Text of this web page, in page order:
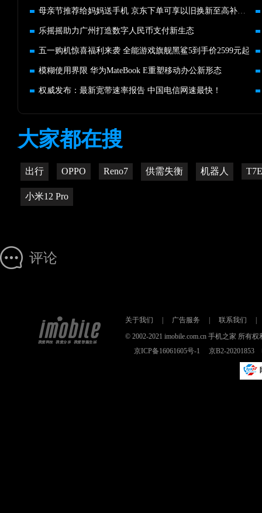
母亲节推荐给妈妈送手机 京东下单可享以旧换新至高补贴1540元
乐摇摇助力广州打造数字人民币支付新生态
五一购机惊喜福利来袭 全能游戏旗舰黑鲨5到手价2599元起
模糊使用界限 华为MateBook E重塑移动办公新形态
权威发布：最新宽带速率报告 中国电信网速最快！
大家都在搜
出行 OPPO Reno7 供需失衡 机器人 T7E
小米12 Pro
评论
关于我们 广告服务 联系我们
© 2002-2021 imobile.com.cn 手机之家 所有
京ICP备16061605号-1
京B2-20201853